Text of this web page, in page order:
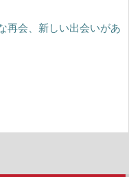
再会、新しい出会いがあ